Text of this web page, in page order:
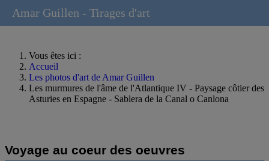
Vous êtes ici :
Accueil
Les photos d'art de Amar Guillen
Les murmures de l'âme de l'Atlantique IV - Paysage côtier des
Asturies en Espagne - Sablera de la Canal o Canlona
Voyage au coeur des oeuvres
Amar Guillen - Tirages d'art